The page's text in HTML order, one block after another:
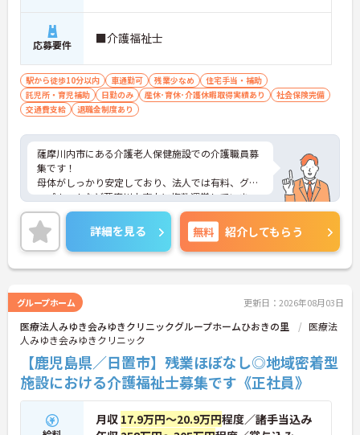
応募要件 ■介護福祉士
駅から徒歩10分以内 車通勤可 残業少なめ
住宅手当・補助
託児所・育児補助
日勤のみ 産休･育休･介護休暇取得実績あり
社会保険完備
交通費支給
退職金制度あり
薩摩川内市にある介護老人保健施設での介護職員募
集です！
母体がしっかり安定しており、法人では有料、グル
ープホームなど薩摩川内市内に複数運営していま
す。
「子育てサポート企業」として、厚生労働大臣の認
定（くるみん認定）を受けています！
保育所の設置や育児休業の取得実績など、従業員の
仕事と子育ての両立支援に積極的に取り組みをされ
す！
ご興味がある方は是非一度マイナビまでお問合せ下
さい。更に詳細などお伝えします。
詳細を見る 無料 紹介してもらう
グループホーム 更新日：2026年08月03日
医療法人みゆき会みゆきクリニックグループホームひおきの里
医療法
人みゆき会みゆきクリニック
【鹿児島県／日置市】残業ほぼなし◎地域密着型
施設における介護福祉士募集です《正社員》
月収 17.9万円～20.9万円程度／諸手当込み